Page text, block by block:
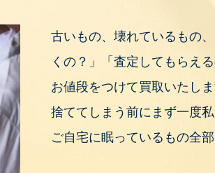
古いもの、壊れているもの
くの？」「査定してもらえ
お値段をつけて買取いたしま
捨ててしまう前にまず一度
ご自宅に眠っているもの全